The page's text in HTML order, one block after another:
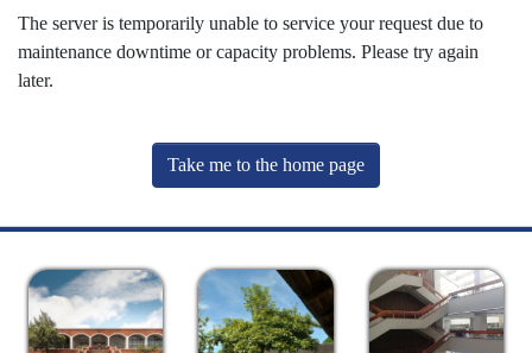
The server is temporarily unable to service your request due to
maintenance downtime or capacity problems. Please try again
later.
Take me to the home page